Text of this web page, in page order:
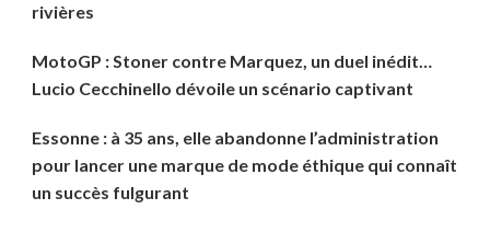
rivières
MotoGP : Stoner contre Marquez, un duel inédit…
Lucio Cecchinello dévoile un scénario captivant
Essonne : à 35 ans, elle abandonne l’administration
pour lancer une marque de mode éthique qui connaît
un succès fulgurant